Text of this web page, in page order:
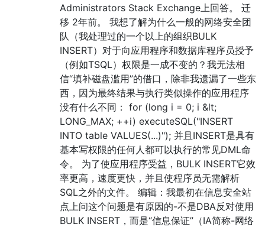
Administrators Stack Exchange上回答。 迁
移 2年前。 我想了解为什么一般的网络安全团
队（我处理过的一个以上的组织BULK
INSERT）对于向应用程序和数据库程序员授予
（例如TSQL）权限是一成不变的？我无法相
信“填补磁盘滥用”的借口，除非我遗漏了一些东
西，因为最终结果与执行类似操作的应用程序
没有什么不同： for (long i = 0; i &lt;
LONG_MAX; ++i) executeSQL("INSERT
INTO table VALUES(...)"); 并且INSERT是具有
基本写权限的任何人都可以执行的常见DML命
令。 为了使应用程序受益，BULK INSERT它效
率更高，速度更快，并且使程序员无需解析
SQL之外的文件。 编辑：我最初在信息安全站
点上问这个问题是有原因的-不是DBA反对使用
BULK INSERT，而是“信息保证”（IA简称-网络